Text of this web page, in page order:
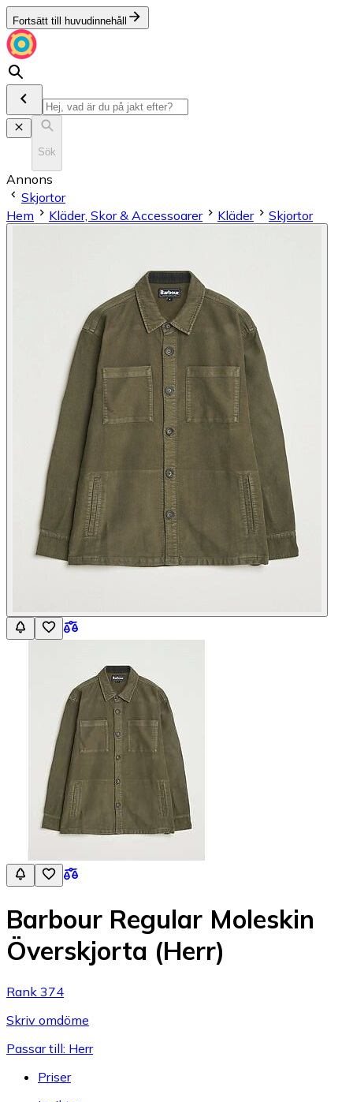
Fortsätt till huvudinnehåll
Sök
Annons
Skjortor
Hem
Kläder, Skor & Accessoarer Kläder Skjortor
Barbour Regular Moleskin
Överskjorta (Herr)
Rank 374
Skriv omdöme
Passar till: Herr
Priser